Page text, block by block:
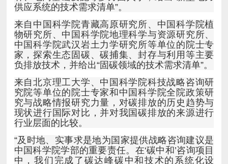
供应系统的技术需求清单”。
负排放技术，并给出“固碳领域的技术需求清单”。
行业层面的比较。